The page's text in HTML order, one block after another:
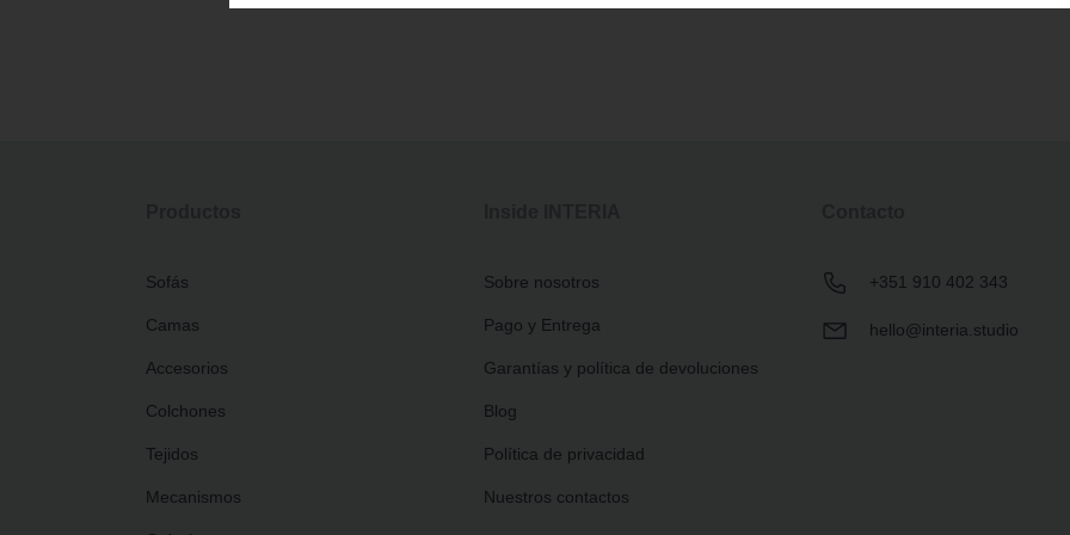
Sofás
Camas
Accesorios
Colchones
Tejidos
Mecanismos
Sobre nosotros
Pago y Entrega
Garantías y política de devoluciones
Blog
Política de privacidad
Nuestros contactos
+351 910 402 343
hello@interia.studio